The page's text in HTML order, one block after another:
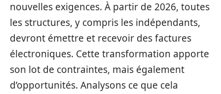
nouvelles exigences. À partir de 2026, toutes
les structures, y compris les indépendants,
devront émettre et recevoir des factures
électroniques. Cette transformation apporte
son lot de contraintes, mais également
d’opportunités. Analysons ce que cela